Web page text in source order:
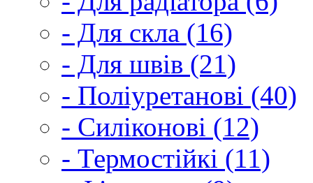
- Для скла (16)
- Для швів (21)
- Поліуретанові (40)
- Силіконові (12)
- Термостійкі (11)